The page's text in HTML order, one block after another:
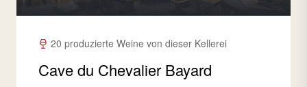
20 produzierte Weine von dieser Kellerei
Cave du Chevalier Bayard